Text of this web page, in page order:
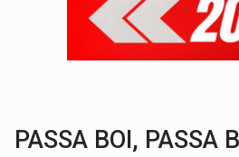
URGENTE:Condutor de
'OS OLHOS DO
PASSA BOI, PASSA